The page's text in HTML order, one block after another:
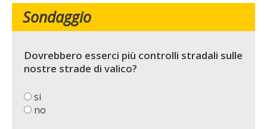
Sondaggio
Dovrebbero esserci più controlli stradali sulle
nostre strade di valico?
si
no